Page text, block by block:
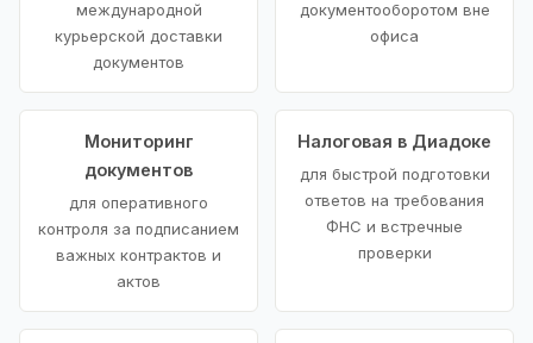
международной
курьерской доставки
документов
документооборотом вне
офиса
Мониторинг
документов
для оперативного
контроля за подписанием
важных контрактов и
актов
Налоговая в Диадоке
для быстрой подготовки
ответов на требования
ФНС и встречные
проверки